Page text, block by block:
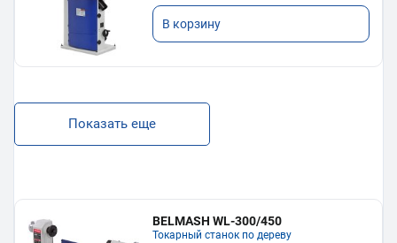
В корзину
Показать еще
BELMASH WL-300/450
Токарный станок по дереву